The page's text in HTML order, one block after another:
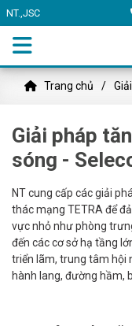
NT.,JSC
Trang chủ
Giải pháp
sóng -
NT cung cấp các giải
thác mạng TETRA để
vực nhỏ như phòng
đến các cơ sở hạ tầng
triển lãm, trung tâm hội
hành lang, đường hầm,